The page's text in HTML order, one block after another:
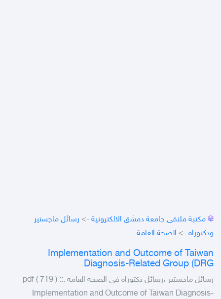
مكتبة ملتقى جامعة دمشق الالكترونية -> رسائل ماجستير
ودكتوراه -> الصحة العامة
Implementation and Outcome of Taiwan
Diagnosis-Related Group (DRG
رسائل ماجستير ،رسائل دكتوراه في الصحة العامة .pdf ( 719 ) ::
Implementation and Outcome of Taiwan Diagnosis-